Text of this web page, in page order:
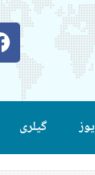
گیلری